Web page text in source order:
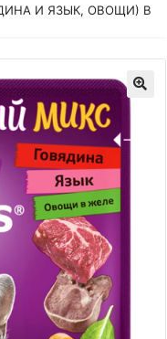
И ЯЗЫК, ОВОЩИ) В